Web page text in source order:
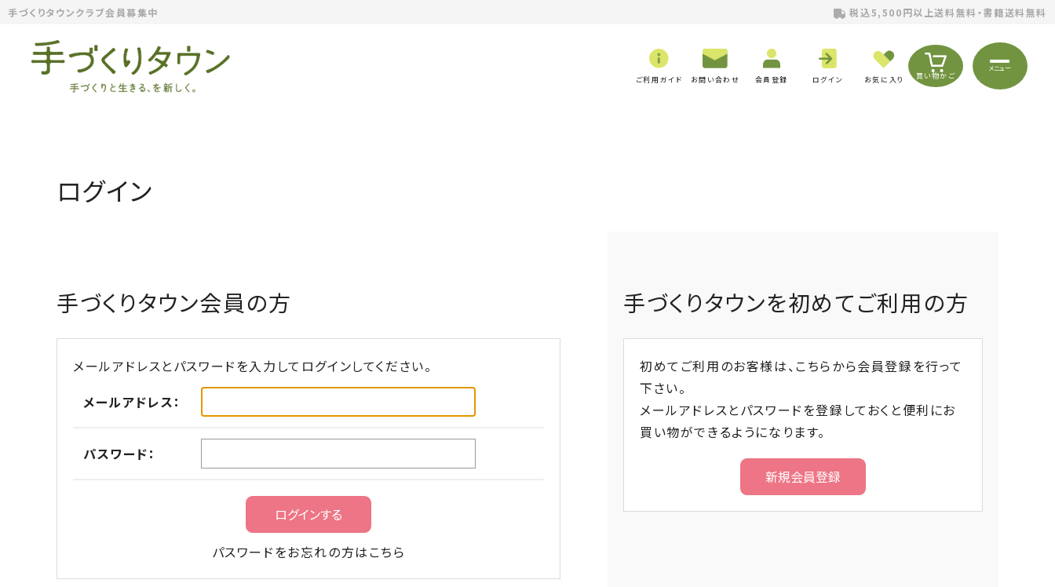
手づくりタウンクラブ会員募集中 税込5,500円以上送料無料・書籍送料無料
ご利用ガイド お問い合わせ 会員登録 ログイン お気に入り 買い物かご
メニュー
ログイン
手づくりタウン会員の方
メールアドレスとパスワードを入力してログインしてください。
メールアドレス：
パスワード：
パスワードをお忘れの方はこちら
手づくりタウンを初めてご利用の方
初めてご利用のお客様は、こちらから会員登録を行って
下さい。
メールアドレスとパスワードを登録しておくと便利にお
買い物ができるようになります。